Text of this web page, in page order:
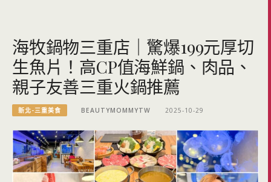
海牧鍋物三重店｜驚爆199元厚切
生魚片！高CP值海鮮鍋、肉品、
親子友善三重火鍋推薦
新北-三重美食 BEAUTYMOMMYTW 2025-10-29